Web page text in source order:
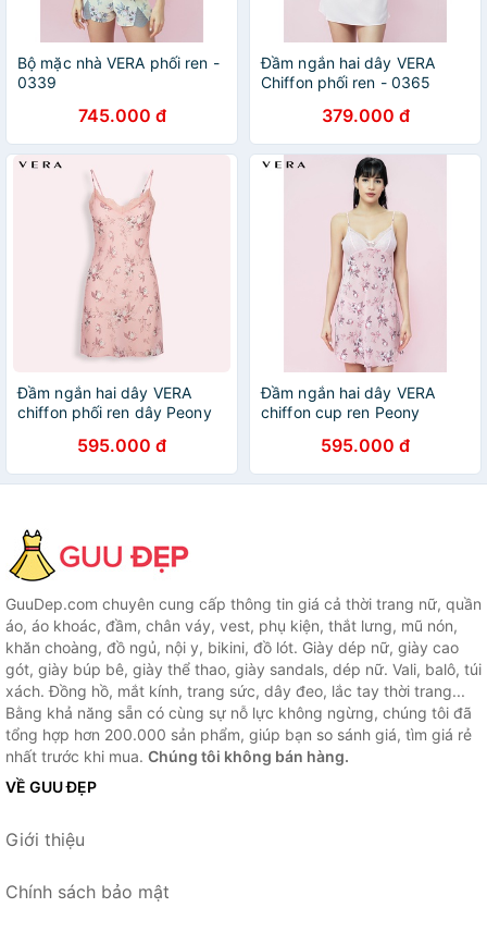
Bộ mặc nhà VERA phối ren -
0339
745.000 đ
Đầm ngắn hai dây VERA
Chiffon phối ren - 0365
379.000 đ
Đầm ngắn hai dây VERA
chiffon phối ren dây Peony
595.000 đ
Đầm ngắn hai dây VERA
chiffon cup ren Peony
595.000 đ
GuuDep.com chuyên cung cấp thông tin giá cả thời trang nữ, quần
áo, áo khoác, đầm, chân váy, vest, phụ kiện, thắt lưng, mũ nón,
khăn choàng, đồ ngủ, nội y, bikini, đồ lót. Giày dép nữ, giày cao
gót, giày búp bê, giày thể thao, giày sandals, dép nữ. Vali, balô, túi
xách. Đồng hồ, mắt kính, trang sức, dây đeo, lắc tay thời trang...
Bằng khả năng sẵn có cùng sự nỗ lực không ngừng, chúng tôi đã
tổng hợp hơn 200.000 sản phẩm, giúp bạn so sánh giá, tìm giá rẻ
nhất trước khi mua. Chúng tôi không bán hàng.
VỀ GUU ĐẸP
Giới thiệu
Chính sách bảo mật